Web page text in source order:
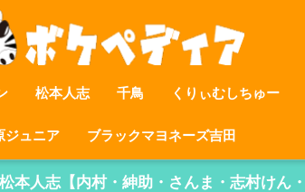
松本人志 千鳥 くりぃむしちゅー
ジュニア ブラックマヨネーズ吉田
本人志【内村・紳助・さんま・志村けん・